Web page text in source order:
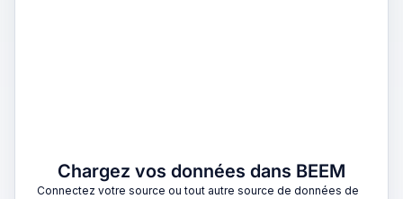
Chargez vos données dans BEEM
Connectez votre source ou tout autre source de données de